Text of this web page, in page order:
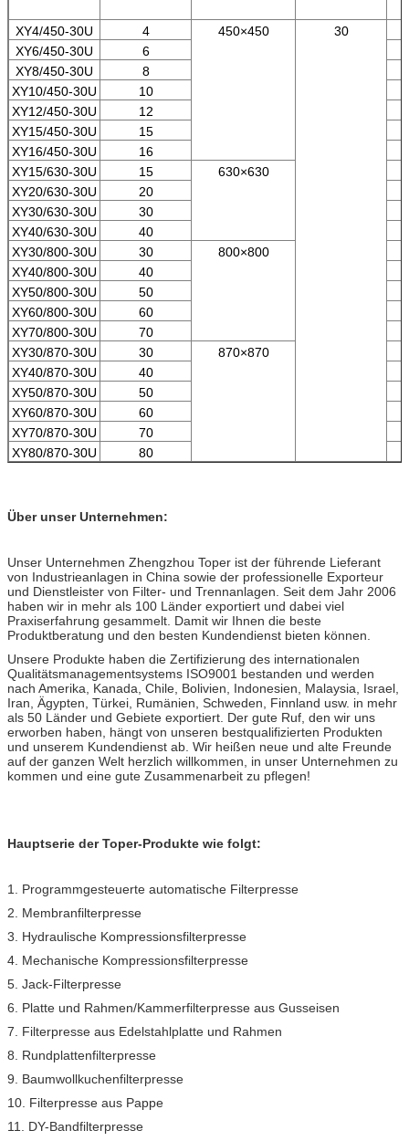
XY4/450-30U 4 450×450
30
XY6/450-30U
6
XY8/450-30U
8
XY10/450-30U
10
XY12/450-30U
12
XY15/450-30U
15
XY16/450-30U
16
XY15/630-30U
15
630×630
XY20/630-30U
20
XY30/630-30U
30
XY40/630-30U
40
XY30/800-30U
30
800×800
XY40/800-30U
40
XY50/800-30U
50
XY60/800-30U
60
XY70/800-30U
70
XY30/870-30U
30
870×870
XY40/870-30U
40
XY50/870-30U
50
XY60/870-30U
60
XY70/870-30U
70
XY80/870-30U
80
Über unser Unternehmen:
Unser Unternehmen Zhengzhou Toper ist der führende Lieferant
von Industrieanlagen in China sowie der professionelle Exporteur
und Dienstleister von Filter- und Trennanlagen. Seit dem Jahr 2006
haben wir in mehr als 100 Länder exportiert und dabei viel
Praxiserfahrung gesammelt. Damit wir Ihnen die beste
Produktberatung und den besten Kundendienst bieten können.
Unsere Produkte haben die Zertifizierung des internationalen
Qualitätsmanagementsystems ISO9001 bestanden und werden
nach Amerika, Kanada, Chile, Bolivien, Indonesien, Malaysia, Israel,
Iran, Ägypten, Türkei, Rumänien, Schweden, Finnland usw. in mehr
als 50 Länder und Gebiete exportiert. Der gute Ruf, den wir uns
erworben haben, hängt von unseren bestqualifizierten Produkten
und unserem Kundendienst ab. Wir heißen neue und alte Freunde
auf der ganzen Welt herzlich willkommen, in unser Unternehmen zu
kommen und eine gute Zusammenarbeit zu pflegen!
Hauptserie der Toper-Produkte wie folgt:
1. Programmgesteuerte automatische Filterpresse
2. Membranfilterpresse
3. Hydraulische Kompressionsfilterpresse
4. Mechanische Kompressionsfilterpresse
5. Jack-Filterpresse
6. Platte und Rahmen/Kammerfilterpresse aus Gusseisen
7. Filterpresse aus Edelstahlplatte und Rahmen
8. Rundplattenfilterpresse
9. Baumwollkuchenfilterpresse
10. Filterpresse aus Pappe
11. DY-Bandfilterpresse